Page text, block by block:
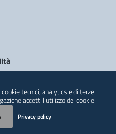
tecnici, analytics e di terze
accetti l’utilizzo dei cookie.
Privacy policy